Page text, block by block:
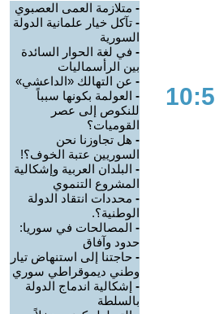
الحوار المتمدن-العدد: 5669 - 2017 / 10 / 14 - 10:5
- متلازمة العمى العصبوي
- تآكل خيار علمانية الدولة
السورية
- في لغة الحوار السائدة
بين الرأسماليات
- عن التهالك «الداعشي»
- العولمة بكونها سبباً
للنكوص إلى عصر
القوميات؟
- هل تجاوزنا نحن
السوريين عتبة الخوف؟!
- البلدان العربية وإشكالية
المشروع التنموي
- محددات انتقاد الدولة
الوطنية؟.
- المصالحات في سوريا:
حدود وآفاق
- حاجتنا إلى استنهاض تيار
وطني ديموقراطي سوري
- إشكالية اندماج الدولة
بالسلطة